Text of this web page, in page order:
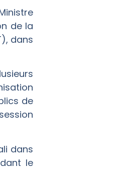
de la
dans
de
dans
le